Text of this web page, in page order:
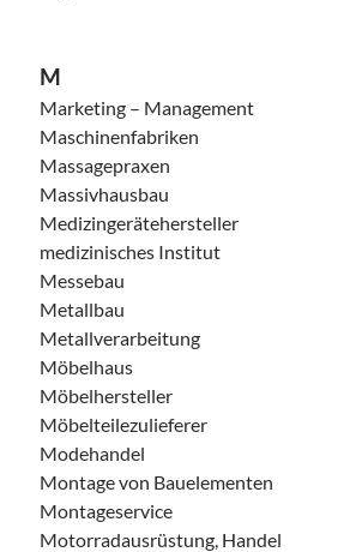
M
Marketing – Management
Maschinenfabriken
Massagepraxen
Massivhausbau
Medizingerätehersteller
medizinisches Institut
Messebau
Metallbau
Metallverarbeitung
Möbelhaus
Möbelhersteller
Möbelteilezulieferer
Modehandel
Montage von Bauelementen
Montageservice
Motorradausrüstung, Handel